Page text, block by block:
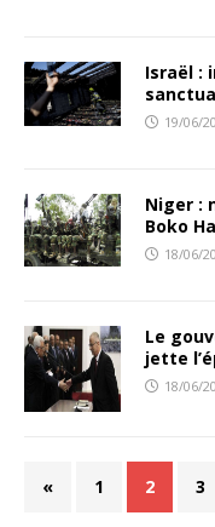
Israël :
19/06/
Niger :
Boko
18/06/
Le
jette
18/06/
« 1 2 3